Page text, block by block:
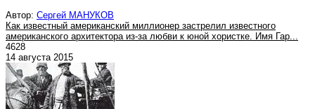
Автор: Сергей МАНУКОВ
Как известный американский миллионер застрелил известного
американского архитектора из-за любви к юной хористке. Имя Гар...
4628
14 августа 2015